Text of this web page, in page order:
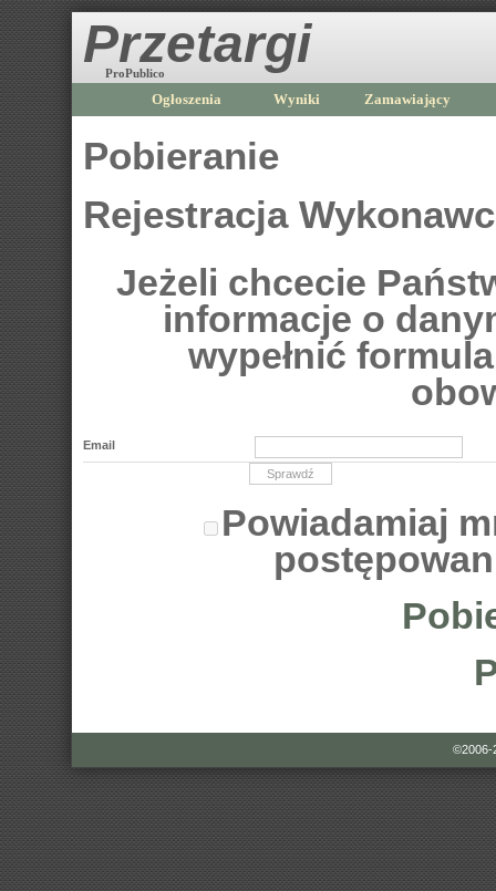
Przetargi
ProPublico
Ogłoszenia Wyniki Zamawiający
Pobieranie
Rejestracja
Jeżeli chcecie
informacje o
wypełnić
Email
Powiadamiaj
©2006-